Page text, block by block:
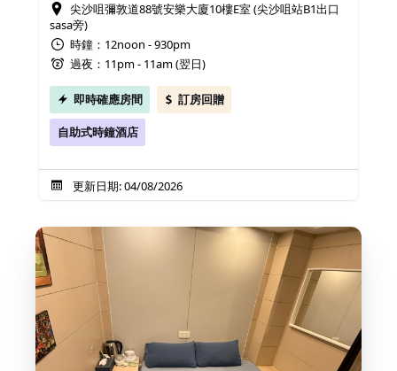
尖沙咀彌敦道88號安樂大廈10樓E室 (尖沙咀站B1出口
sasa旁)
時鐘：12noon - 930pm
過夜：11pm - 11am (翌日)
即時確應房間 訂房回贈
自助式時鐘酒店
更新日期: 04/08/2026